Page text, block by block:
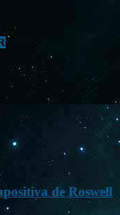
de Roswell